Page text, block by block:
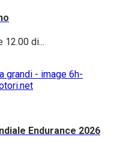
12.00 di...
Endurance 2026